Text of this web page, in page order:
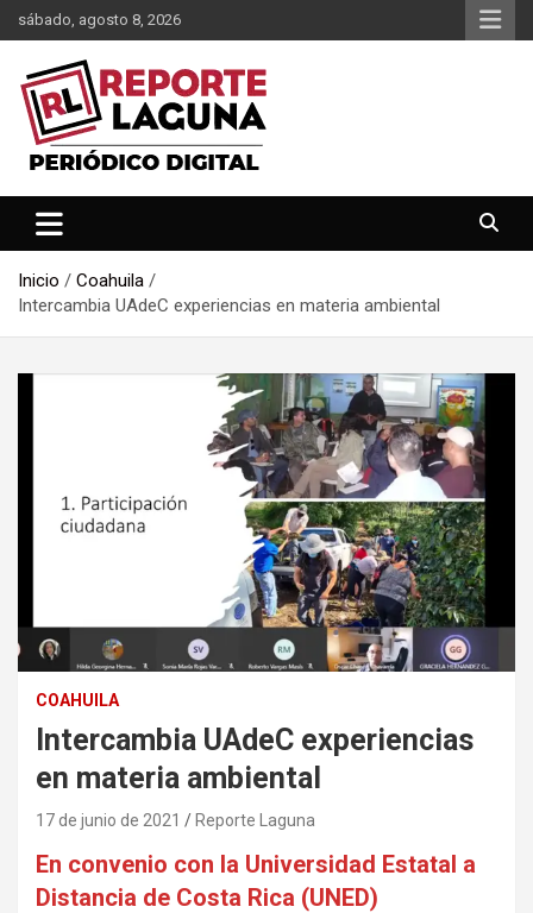
Saltar
al
contenido
sábado, agosto 8, 2026
Reporte Laguna
Inicio
Coahuila
Intercambia UAdeC experiencias en materia ambiental
COAHUILA
Intercambia UAdeC experiencias
en materia ambiental
17 de junio de 2021 Reporte Laguna
En convenio con la Universidad Estatal a
Distancia de Costa Rica (UNED)